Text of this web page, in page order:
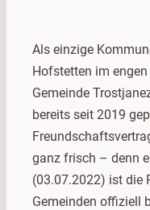
Als einzige
Hofstetten im
Gemeinde
bereits seit 2019
ganz frisch – denn
(03.07.2022) ist die
Gemeinden offiziell